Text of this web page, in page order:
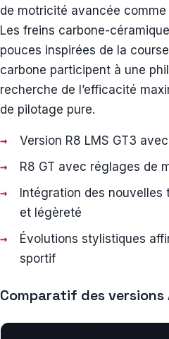
de motricité avancée comme
Les freins carbone-
pouces inspirées de la
carbone participent à une
recherche de l’efficacité
de pilotage pure.
Version R8 LMS GT3
R8 GT avec réglages de
Intégration des
et légèreté
Évolutions stylistiques
sportif
Comparatif des versions